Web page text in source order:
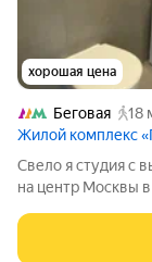
хорошая цена
Беговая
18
Жилой комплекс
Свело я студия с
на центр Москвы
комнат:
м,Этаж: 17 из